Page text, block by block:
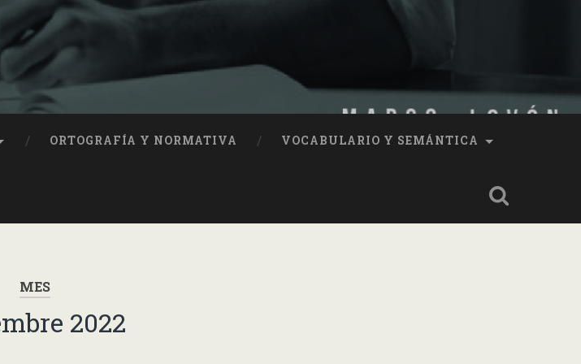
ORTOGRAFÍA Y NORMATIVA VOCABULARIO Y SEMÁNTICA
MES
2022